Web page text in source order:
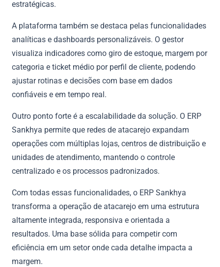
estratégicas.
A plataforma também se destaca pelas funcionalidades
analíticas e dashboards personalizáveis. O gestor
visualiza indicadores como giro de estoque, margem por
categoria e ticket médio por perfil de cliente, podendo
ajustar rotinas e decisões com base em dados
confiáveis e em tempo real.
Outro ponto forte é a escalabilidade da solução. O ERP
Sankhya permite que redes de atacarejo expandam
operações com múltiplas lojas, centros de distribuição e
unidades de atendimento, mantendo o controle
centralizado e os processos padronizados.
Com todas essas funcionalidades, o ERP Sankhya
transforma a operação de atacarejo em uma estrutura
altamente integrada, responsiva e orientada a
resultados. Uma base sólida para competir com
eficiência em um setor onde cada detalhe impacta a
margem.